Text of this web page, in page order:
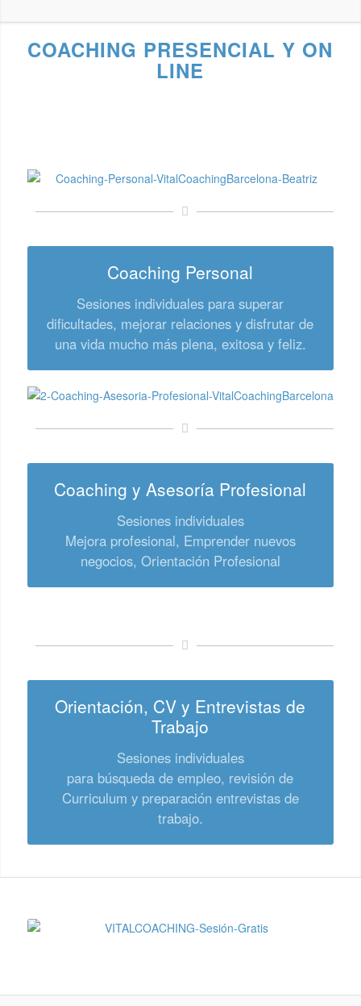
COACHING PRESENCIAL Y ON
LINE
Coaching Personal
Sesiones individuales para superar
dificultades, mejorar relaciones y disfrutar de
una vida mucho más plena, exitosa y feliz.
Coaching y Asesoría Profesional
Sesiones individuales
Mejora profesional, Emprender nuevos
negocios, Orientación Profesional
Orientación, CV y Entrevistas de
Trabajo
Sesiones individuales
para búsqueda de empleo, revisión de
Curriculum y preparación entrevistas de
trabajo.